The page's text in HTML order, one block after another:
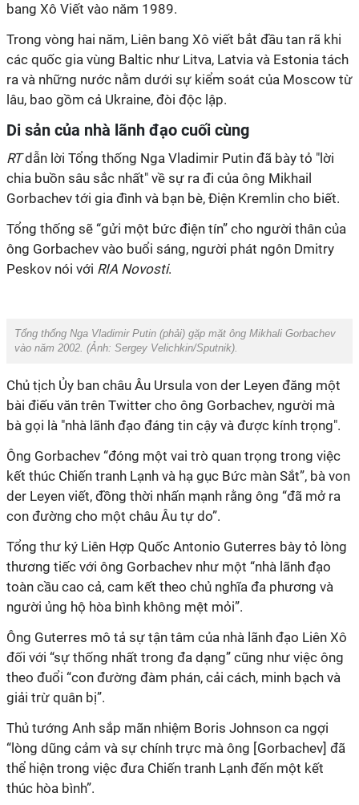
bang Xô Viết vào năm 1989.
Trong vòng hai năm, Liên bang Xô viết bắt đầu tan rã khi
các quốc gia vùng Baltic như Litva, Latvia và Estonia tách
ra và những nước nằm dưới sự kiểm soát của Moscow từ
lâu, bao gồm cả Ukraine, đòi độc lập.
Di sản của nhà lãnh đạo cuối cùng
RTdẫn lời Tổng thống Nga Vladimir Putin đã bày tỏ "lời
chia buồn sâu sắc nhất" về sự ra đi của ông Mikhail
Gorbachev tới gia đình và bạn bè, Điện Kremlin cho biết.
Tổng thống sẽ “gửi một bức điện tín” cho người thân của
ông Gorbachev vào buổi sáng, người phát ngôn Dmitry
Peskov nói với RIA Novosti.
Tổng thống Nga Vladimir Putin (phải) gặp mặt ông Mikhali Gorbachev
vào năm 2002. (Ảnh: Sergey Velichkin/Sputnik).
Chủ tịch Ủy ban châu Âu Ursula von der Leyen đăng một
bài điếu văn trên Twitter cho ông Gorbachev, người mà
bà gọi là "nhà lãnh đạo đáng tin cậy và được kính trọng".
Ông Gorbachev “đóng một vai trò quan trọng trong việc
kết thúc Chiến tranh Lạnh và hạ gục Bức màn Sắt”, bà von
der Leyen viết, đồng thời nhấn mạnh rằng ông “đã mở ra
con đường cho một châu Âu tự do”.
Tổng thư ký Liên Hợp Quốc Antonio Guterres bày tỏ lòng
thương tiếc với ông Gorbachev như một “nhà lãnh đạo
toàn cầu cao cả, cam kết theo chủ nghĩa đa phương và
người ủng hộ hòa bình không mệt mỏi”.
Ông Guterres mô tả sự tận tâm của nhà lãnh đạo Liên Xô
đối với “sự thống nhất trong đa dạng” cũng như việc ông
theo đuổi “con đường đàm phán, cải cách, minh bạch và
giải trừ quân bị”.
Thủ tướng Anh sắp mãn nhiệm Boris Johnson ca ngợi
“lòng dũng cảm và sự chính trực mà ông [Gorbachev] đã
thể hiện trong việc đưa Chiến tranh Lạnh đến một kết
thúc hòa bình”.